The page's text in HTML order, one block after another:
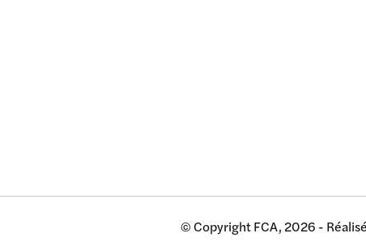
© Copyright FCA, 2026 -